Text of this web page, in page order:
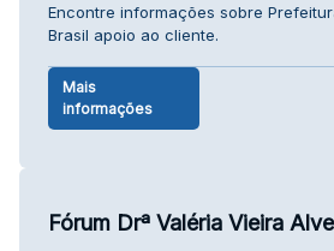
Encontre informações sobre
Brasil apoio ao cliente.
Mais
informações
Fórum Drª Valéria Vieira